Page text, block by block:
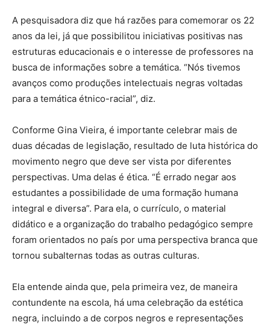
A pesquisadora diz que há razões para comemorar os 22
anos da lei, já que possibilitou iniciativas positivas nas
estruturas educacionais e o interesse de professores na
busca de informações sobre a temática. “Nós tivemos
avanços como produções intelectuais negras voltadas
para a temática étnico-racial”, diz.
Conforme Gina Vieira, é importante celebrar mais de
duas décadas de legislação, resultado de luta histórica do
movimento negro que deve ser vista por diferentes
perspectivas. Uma delas é ética. “É errado negar aos
estudantes a possibilidade de uma formação humana
integral e diversa”. Para ela, o currículo, o material
didático e a organização do trabalho pedagógico sempre
foram orientados no país por uma perspectiva branca que
tornou subalternas todas as outras culturas.
Ela entende ainda que, pela primeira vez, de maneira
contundente na escola, há uma celebração da estética
negra, incluindo a de corpos negros e representações